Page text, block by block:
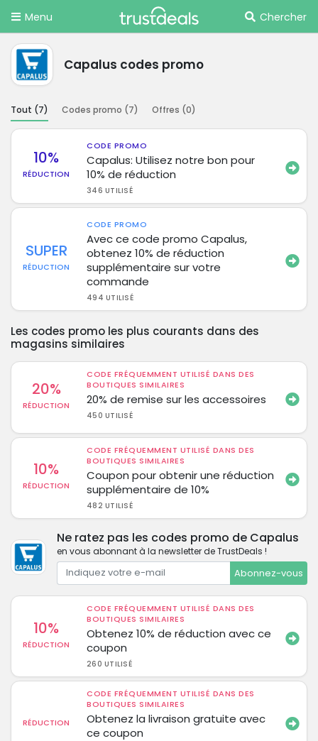
Menu Chercher
Capalus codes promo
Tout (7) Codes promo (7) Offres (0)
10%
RÉDUCTION
CODE PROMO
Capalus: Utilisez notre bon pour
10% de réduction
346 UTILISÉ
SUPER
RÉDUCTION
CODE PROMO
Avec ce code promo Capalus,
obtenez 10% de réduction
supplémentaire sur votre
commande
494 UTILISÉ
Les codes promo les plus courants dans des
magasins similaires
20%
RÉDUCTION
CODE FRÉQUEMMENT UTILISÉ DANS DES
BOUTIQUES SIMILAIRES
20% de remise sur les accessoires
450 UTILISÉ
10%
RÉDUCTION
CODE FRÉQUEMMENT UTILISÉ DANS DES
BOUTIQUES SIMILAIRES
Coupon pour obtenir une réduction
supplémentaire de 10%
482 UTILISÉ
Ne ratez pas les codes promo de Capalus
en vous abonnant à la newsletter de TrustDeals !
Abonnez-vous
10%
RÉDUCTION
CODE FRÉQUEMMENT UTILISÉ DANS DES
BOUTIQUES SIMILAIRES
Obtenez 10% de réduction avec ce
coupon
260 UTILISÉ
RÉDUCTION
CODE FRÉQUEMMENT UTILISÉ DANS DES
BOUTIQUES SIMILAIRES
Obtenez la livraison gratuite avec
ce coupon